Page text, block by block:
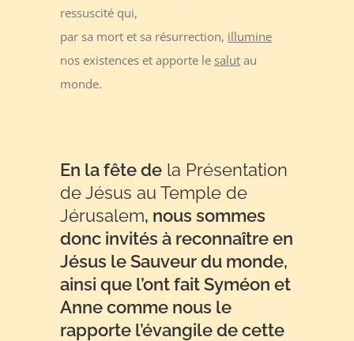
ressuscité qui,
par sa mort et sa résurrection, illumine
nos existences et apporte le salut au
monde.
En la fête de la Présentation
de Jésus au Temple de
Jérusalem, nous sommes
donc invités à reconnaître en
Jésus le Sauveur du monde,
ainsi que l’ont fait Syméon et
Anne comme nous le
rapporte l’évangile de cette